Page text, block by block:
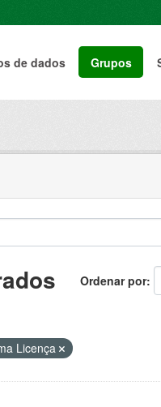
de dados Grupos
Ordenar por
Licença